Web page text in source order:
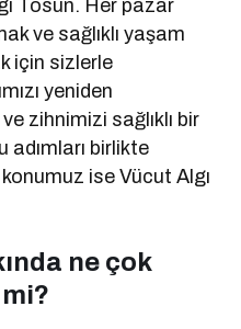
Tosun. Her pazar
ve sağlıklı yaşam
için sizlerle
yeniden
zihnimizi sağlıklı bir
adımları birlikte
ise Vücut Algı
ne çok